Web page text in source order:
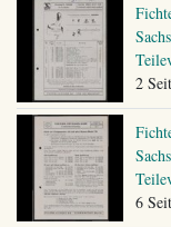
Sachs
2
Sachs
6